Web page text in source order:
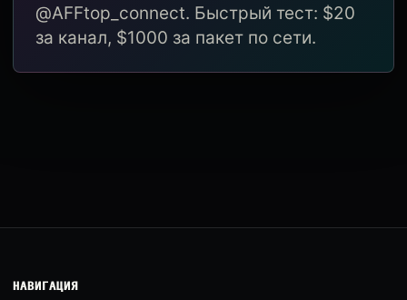
@AFFtop_connect. Быстрый тест: $20
за канал, $1000 за пакет по сети.
НАВИГАЦИЯ